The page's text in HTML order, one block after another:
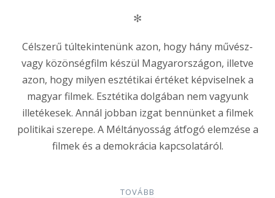
✻
Célszerű túltekintenünk azon, hogy hány művész-
vagy közönségfilm készül Magyarországon, illetve
azon, hogy milyen esztétikai értéket képviselnek a
magyar filmek. Esztétika dolgában nem vagyunk
illetékesek. Annál jobban izgat bennünket a filmek
politikai szerepe. A Méltányosság átfogó elemzése a
filmek és a demokrácia kapcsolatáról.
TOVÁBB